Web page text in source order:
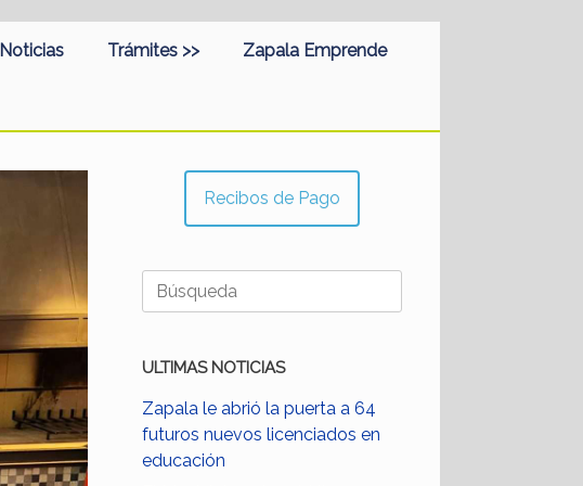
Noticias Trámites >> Zapala Emprende
Recibos de Pago
Buscar:
ULTIMAS NOTICIAS
Zapala le abrió la puerta a 64
futuros nuevos licenciados en
educación